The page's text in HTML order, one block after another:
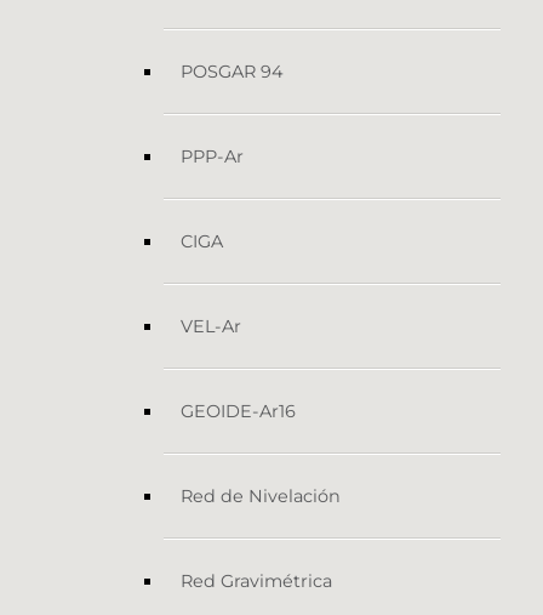
POSGAR 94
PPP-Ar
CIGA
VEL-Ar
GEOIDE-Ar16
Red de Nivelación
Red Gravimétrica